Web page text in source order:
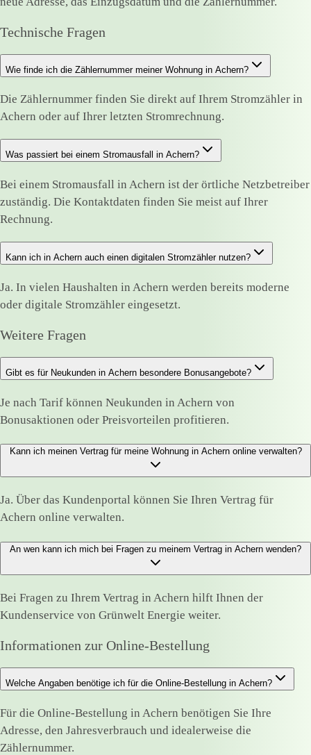
Technische Fragen
Wie finde ich die Zählernummer meiner Wohnung in Achern?
Die Zählernummer finden Sie direkt auf Ihrem Stromzähler in
Achern oder auf Ihrer letzten Stromrechnung.
Was passiert bei einem Stromausfall in Achern?
Bei einem Stromausfall in Achern ist der örtliche Netzbetreiber
zuständig. Die Kontaktdaten finden Sie meist auf Ihrer
Rechnung.
Kann ich in Achern auch einen digitalen Stromzähler nutzen?
Ja. In vielen Haushalten in Achern werden bereits moderne
oder digitale Stromzähler eingesetzt.
Weitere Fragen
Gibt es für Neukunden in Achern besondere Bonusangebote?
Je nach Tarif können Neukunden in Achern von
Bonusaktionen oder Preisvorteilen profitieren.
Kann ich meinen Vertrag für meine Wohnung in Achern online verwalten?
Ja. Über das Kundenportal können Sie Ihren Vertrag für
Achern online verwalten.
An wen kann ich mich bei Fragen zu meinem Vertrag in Achern wenden?
Bei Fragen zu Ihrem Vertrag in Achern hilft Ihnen der
Kundenservice von Grünwelt Energie weiter.
Informationen zur Online-Bestellung
Welche Angaben benötige ich für die Online-Bestellung in Achern?
Für die Online-Bestellung in Achern benötigen Sie Ihre
Adresse, den Jahresverbrauch und idealerweise die
Zählernummer.